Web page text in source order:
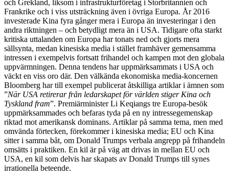
och Grekland, liksom i infrastrukturföretag i Storbritannien och
Frankrike och i viss utsträckning även i övriga Europa. År 2016
investerade Kina fyra gånger mera i Europa än investeringar i den
andra riktningen – och betydligt mera än i USA. Tidigare ofta starkt
kritiska uttalanden om Europa har tonats ned och gjorts mera
sällsynta, medan kinesiska media i stället framhäver gemensamma
intressen i exempelvis fortsatt frihandel och kampen mot den globala
uppvärmningen. Denna tendens har uppmärksammats i USA och
väckt en viss oro där. Den välkända ekonomiska media-koncernen
Bloomberg har till exempel publicerat åtskilliga artiklar i ämnen som
”När USA retirerar från ledarskapet för världen stiger Kina och
Tyskland fram”. Premiärminister Li Keqiangs tre Europa-besök
uppmärksammades och befaras tyda på en ny intressegemenskap
riktad mot amerikansk dominans. Artiklar på samma tema, men med
omvända förtecken, förekommer i kinesiska media; EU och Kina
sitter i samma båt, om Donald Trumps verbala angrepp på frihandeln
omsätts i praktiken. En kil är på väg att drivas in mellan EU och
USA, en kil som delvis har skapats av Donald Trumps till synes
irrationella beteende.